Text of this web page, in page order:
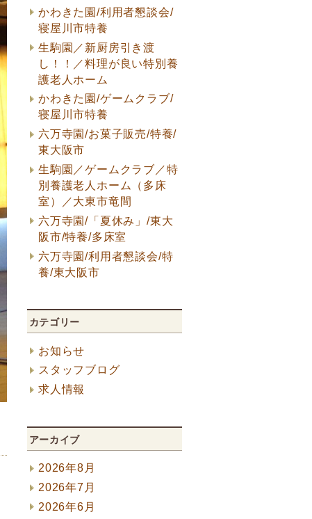
かわきた園/利用者懇談会/
寝屋川市特養
生駒園／新厨房引き渡
し！！／料理が良い特別養
護老人ホーム
かわきた園/ゲームクラブ/
寝屋川市特養
六万寺園/お菓子販売/特養/
東大阪市
生駒園／ゲームクラブ／特
別養護老人ホーム（多床
室）／大東市竜間
六万寺園/「夏休み」/東大
阪市/特養/多床室
六万寺園/利用者懇談会/特
養/東大阪市
カテゴリー
お知らせ
スタッフブログ
求人情報
アーカイブ
2026年8月
2026年7月
2026年6月